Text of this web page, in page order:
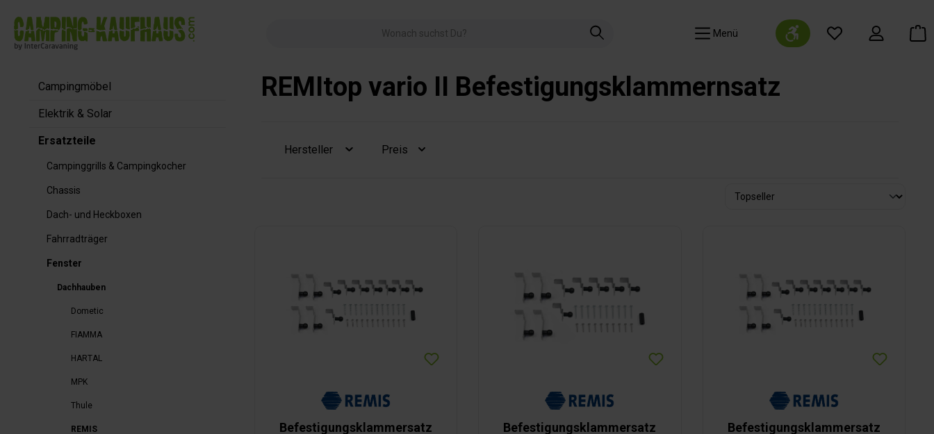
Zur Hauptnavigation springen
Navigation Werkzeugleiste anzeigen
Campingmöbel
Elektrik & Solar
Ersatzteile
Campinggrills & Campingkocher
Chassis
Dach- und Heckboxen
Fahrradträger
Fenster
Dachhauben
Dometic
FIAMMA
HARTAL
MPK
Thule
REMIS
REMItop vario II Befestigungsklammernsatz
Hersteller Preis
Befestigungsklammersatz
Befestigungsklammersatz
Befestigungsklammersatz